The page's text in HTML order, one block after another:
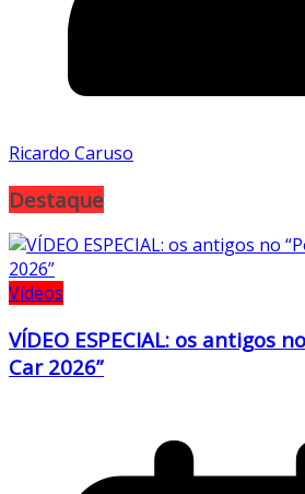
Ricardo Caruso
Destaque
Vídeos
VÍDEO ESPECIAL: os antigos
Car 2026”